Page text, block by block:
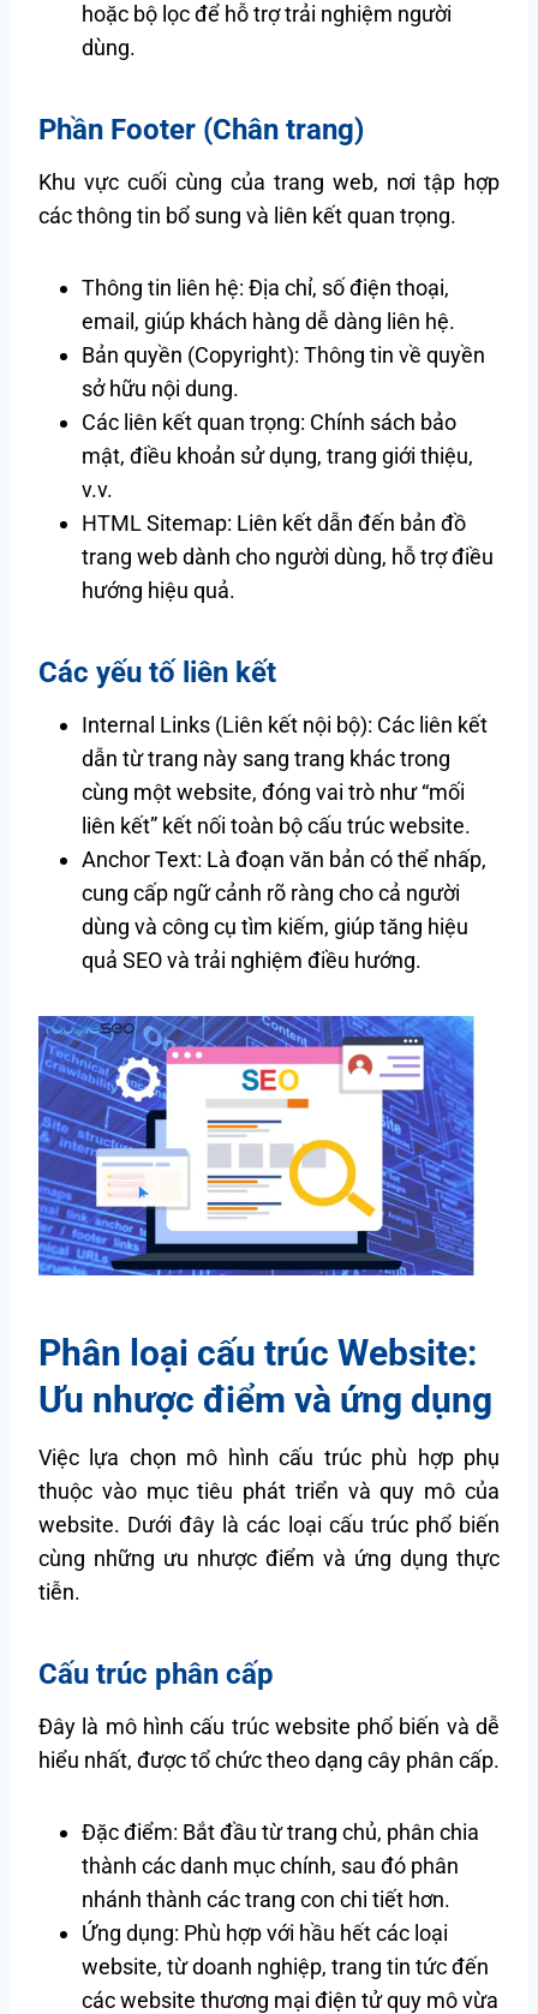
hoặc bộ lọc để hỗ trợ trải nghiệm người
dùng.
Phần Footer (Chân trang)
Khu vực cuối cùng của trang web, nơi tập hợp
các thông tin bổ sung và liên kết quan trọng.
Thông tin liên hệ: Địa chỉ, số điện thoại,
email, giúp khách hàng dễ dàng liên hệ.
Bản quyền (Copyright): Thông tin về quyền
sở hữu nội dung.
Các liên kết quan trọng: Chính sách bảo
mật, điều khoản sử dụng, trang giới thiệu,
v.v.
HTML Sitemap: Liên kết dẫn đến bản đồ
trang web dành cho người dùng, hỗ trợ điều
hướng hiệu quả.
Các yếu tố liên kết
Internal Links (Liên kết nội bộ): Các liên kết
dẫn từ trang này sang trang khác trong
cùng một website, đóng vai trò như “mối
liên kết” kết nối toàn bộ cấu trúc website.
Anchor Text: Là đoạn văn bản có thể nhấp,
cung cấp ngữ cảnh rõ ràng cho cả người
dùng và công cụ tìm kiếm, giúp tăng hiệu
quả SEO và trải nghiệm điều hướng.
Phân loại cấu trúc Website:
Ưu nhược điểm và ứng dụng
Việc lựa chọn mô hình cấu trúc phù hợp phụ
thuộc vào mục tiêu phát triển và quy mô của
website. Dưới đây là các loại cấu trúc phổ biến
cùng những ưu nhược điểm và ứng dụng thực
tiễn.
Cấu trúc phân cấp
Đây là mô hình cấu trúc website phổ biến và dễ
hiểu nhất, được tổ chức theo dạng cây phân cấp.
Đặc điểm: Bắt đầu từ trang chủ, phân chia
thành các danh mục chính, sau đó phân
nhánh thành các trang con chi tiết hơn.
Ứng dụng: Phù hợp với hầu hết các loại
website, từ doanh nghiệp, trang tin tức đến
các website thương mại điện tử quy mô vừa